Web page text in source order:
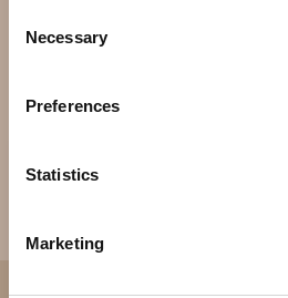
Selection
Necessary
Preferences
Statistics
Marketing
produceret og sammensat på